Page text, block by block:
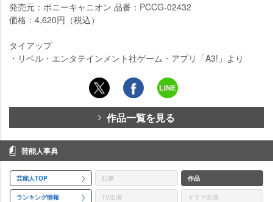
発売元：ポニーキャニオン 品番：PCCG-02432
価格：4,620円（税込）
タイアップ
・リベル・エンタテインメント社ゲーム・アプリ「A3!」より
作品一覧を見る
芸能人事典
芸能人TOP 記事 作品
ランキング情報 TV出演 ドラマ出演